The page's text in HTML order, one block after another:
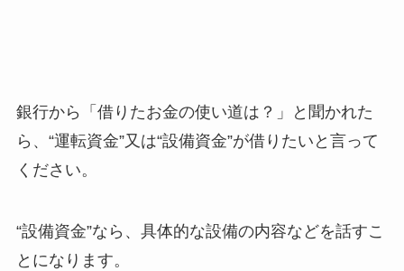
銀行から「借りたお金の使い道は？」と聞かれた
ら、“運転資金”又は“設備資金”が借りたいと言って
ください。
“設備資金”なら、具体的な設備の内容などを話すこ
とになります。